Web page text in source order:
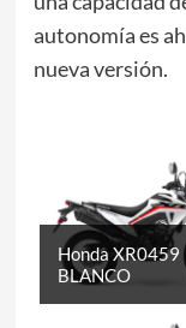
autonomía es
nueva versión.
Honda XR0459
BLANCO